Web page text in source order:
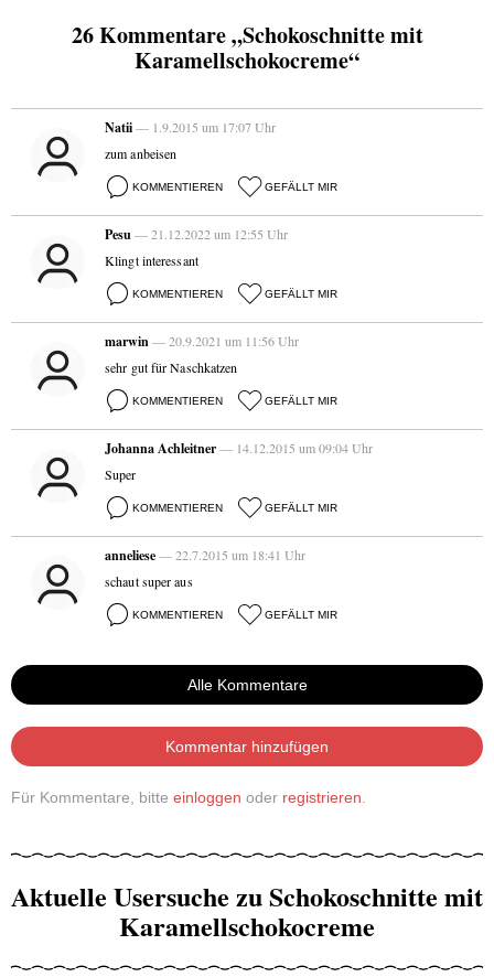
26 Kommentare „Schokoschnitte mit
Karamellschokocreme“
Natii— 1.9.2015 um 17:07 Uhr
zum anbeisen
KOMMENTIEREN GEFÄLLT MIR
Pesu— 21.12.2022 um 12:55 Uhr
Klingt interessant
KOMMENTIEREN GEFÄLLT MIR
marwin— 20.9.2021 um 11:56 Uhr
sehr gut für Naschkatzen
KOMMENTIEREN GEFÄLLT MIR
Johanna Achleitner— 14.12.2015 um 09:04 Uhr
Super
KOMMENTIEREN GEFÄLLT MIR
anneliese— 22.7.2015 um 18:41 Uhr
schaut super aus
KOMMENTIEREN GEFÄLLT MIR
Alle Kommentare
Kommentar hinzufügen
Für Kommentare, bitte einloggen oder registrieren.
Aktuelle Usersuche zu Schokoschnitte mit
Karamellschokocreme